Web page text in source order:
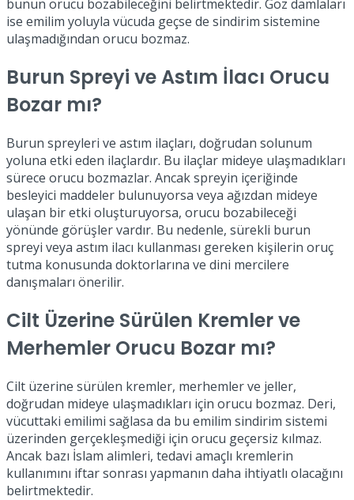
bunun orucu bozabileceğini belirtmektedir. Göz damlaları
ise emilim yoluyla vücuda geçse de sindirim sistemine
ulaşmadığından orucu bozmaz.
Burun Spreyi ve Astım İlacı Orucu
Bozar mı?
Burun spreyleri ve astım ilaçları, doğrudan solunum
yoluna etki eden ilaçlardır. Bu ilaçlar mideye ulaşmadıkları
sürece orucu bozmazlar. Ancak spreyin içeriğinde
besleyici maddeler bulunuyorsa veya ağızdan mideye
ulaşan bir etki oluşturuyorsa, orucu bozabileceği
yönünde görüşler vardır. Bu nedenle, sürekli burun
spreyi veya astım ilacı kullanması gereken kişilerin oruç
tutma konusunda doktorlarına ve dini mercilere
danışmaları önerilir.
Cilt Üzerine Sürülen Kremler ve
Merhemler Orucu Bozar mı?
Cilt üzerine sürülen kremler, merhemler ve jeller,
doğrudan mideye ulaşmadıkları için orucu bozmaz. Deri,
vücuttaki emilimi sağlasa da bu emilim sindirim sistemi
üzerinden gerçekleşmediği için orucu geçersiz kılmaz.
Ancak bazı İslam alimleri, tedavi amaçlı kremlerin
kullanımını iftar sonrası yapmanın daha ihtiyatlı olacağını
belirtmektedir.